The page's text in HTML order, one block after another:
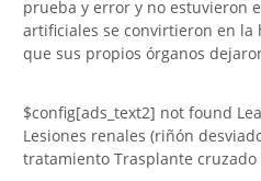
prueba y error y no estuvieron
artificiales se convirtieron en la
que sus propios órganos
$config[ads_text2] not found
Lesiones renales (riñón
tratamiento Trasplante cruzado